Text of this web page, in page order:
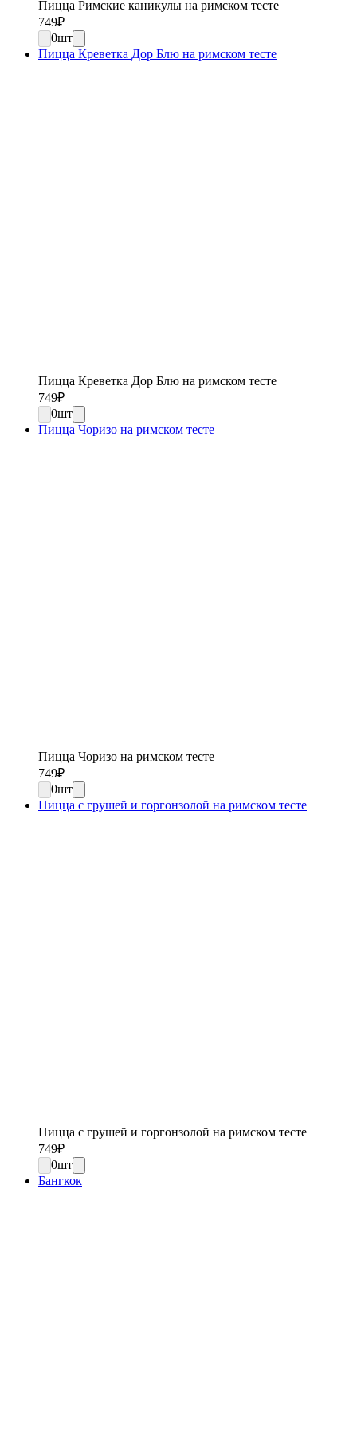
Пицца Римские каникулы на римском тесте
749₽
0шт
Пицца Креветка Дор Блю на римском тесте
Пицца Креветка Дор Блю на римском тесте
749₽
0шт
Пицца Чоризо на римском тесте
Пицца Чоризо на римском тесте
749₽
0шт
Пицца с грушей и горгонзолой на римском тесте
Пицца с грушей и горгонзолой на римском тесте
749₽
0шт
Бангкок